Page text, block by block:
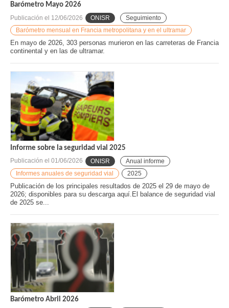
Barómetro Mayo 2026
Publicación el 12/06/2026 ONISR
Seguimiento
Barómetro mensual en Francia metropolitana y en el ultramar
En mayo de 2026, 303 personas murieron en las carreteras de Francia
continental y en las de ultramar.
Informe sobre la seguridad vial 2025
Publicación el 01/06/2026 ONISR
Anual informe
Informes anuales de seguridad vial
2025
Publicación de los principales resultados de 2025 el 29 de mayo de
2026; disponibles para su descarga aquí.El balance de seguridad vial
de 2025 se...
Barómetro Abril 2026